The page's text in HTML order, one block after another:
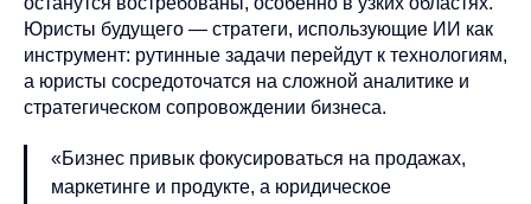
Юристы будущего — стратеги, использующие ИИ как
инструмент: рутинные задачи перейдут к технологиям,
а юристы сосредоточатся на сложной аналитике и
стратегическом сопровождении бизнеса.
«Бизнес привык фокусироваться на продажах,
маркетинге и продукте, а юридическое